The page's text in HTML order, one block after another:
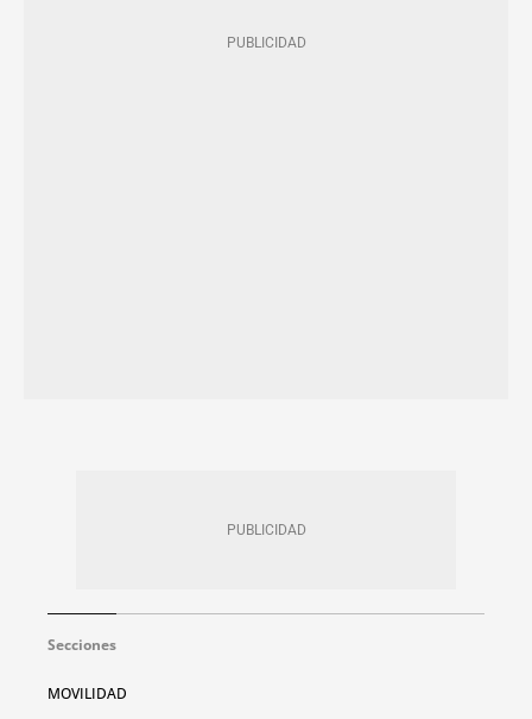
Secciones
MOVILIDAD